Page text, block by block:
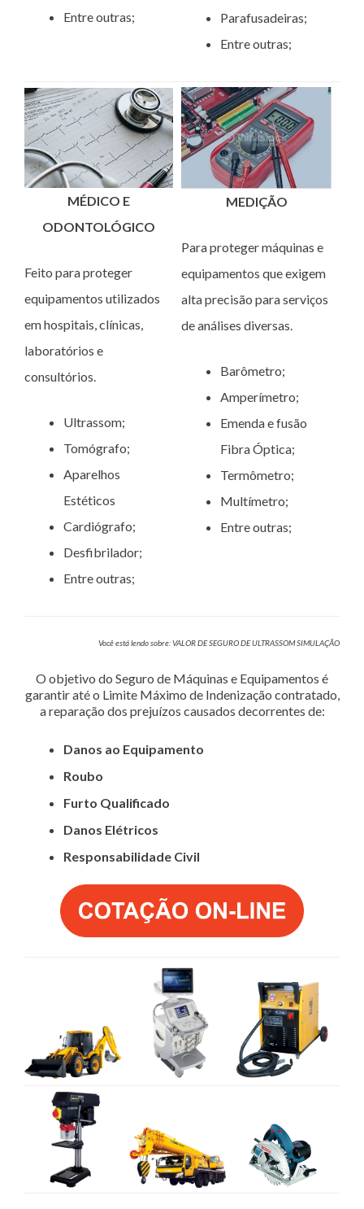
Entre outras;
Parafusadeiras;
Entre outras;
MÉDICO E
ODONTOLÓGICO
Feito para proteger
equipamentos utilizados
em hospitais, clínicas,
laboratórios e
consultórios.
Ultrassom;
Tomógrafo;
Aparelhos
Estéticos
Cardiógrafo;
Desfibrilador;
Entre outras;
MEDIÇÃO
Para proteger máquinas e
equipamentos que exigem
alta precisão para serviços
de análises diversas.
Barômetro;
Amperímetro;
Emenda e fusão
Fibra Óptica;
Termômetro;
Multímetro;
Entre outras;
Você está lendo sobre: VALOR DE SEGURO DE ULTRASSOM SIMULAÇÃO
O objetivo do Seguro de Máquinas e Equipamentos é
garantir até o Limite Máximo de Indenização contratado,
a reparação dos prejuízos causados decorrentes de:
Danos ao Equipamento
Roubo
Furto Qualificado
Danos Elétricos
Responsabilidade Civil